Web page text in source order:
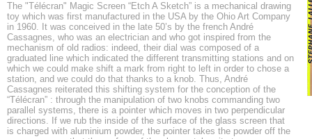
The "Télécran" Magic Screen “Etch A Sketch” is a mechanical drawing
toy which was first manufactured in the USA by the Ohio Art Company
in 1960. It was conceived in the late 50’s by the french André
Cassagnes, who was an electrician and who got inspired from the
mechanism of old radios: indeed, their dial was composed of a
graduated line which indicated the different transmitting stations and on
which we could make shift a mark from right to left in order to chose a
station, and we could do that thanks to a knob. Thus, André
Cassagnes reiterated this shifting system for the conception of the
“Télécran” : through the manipulation of two knobs commanding two
parallel systems, there is a pointer which moves in two perpendicular
directions. If we rub the inside of the surface of the glass screen that
is charged with aluminium powder, the pointer takes the powder off the